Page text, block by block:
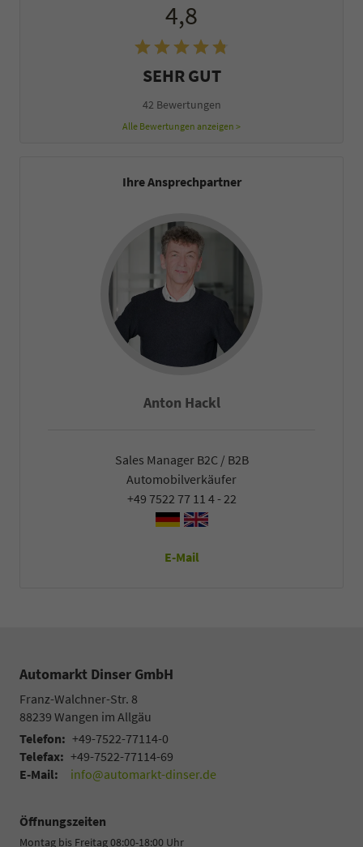
4,8
SEHR GUT
42 Bewertungen
Alle Bewertungen anzeigen >
Ihre Ansprechpartner
Anton Hackl
Sales Manager B2C / B2B
Automobilverkäufer
+49 7522 77 11 4 - 22
E-Mail
Automarkt Dinser GmbH
Franz-Walchner-Str. 8
88239 Wangen im Allgäu
Telefon: +49-7522-77114-0
Telefax: +49-7522-77114-69
E-Mail:
info@automarkt-dinser.de
Öffnungszeiten
Montag bis Freitag 08:00-18:00 Uhr